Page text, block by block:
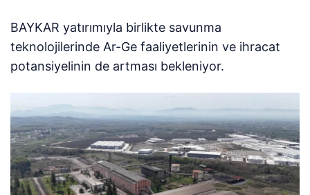
BAYKAR yatırımıyla birlikte savunma
teknolojilerinde Ar-Ge faaliyetlerinin ve ihracat
potansiyelinin de artması bekleniyor.